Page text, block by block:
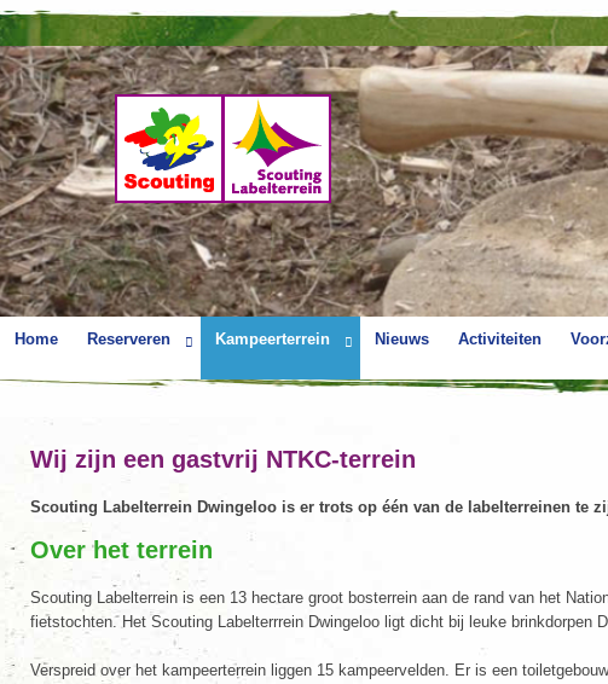
Home Reserveren Kampeerterrein Nieuws Activiteiten
Wij zijn een gastvrij NTKC-terrein
Scouting Labelterrein Dwingeloo is er trots op één van de labelterreinen te
Over het terrein
Scouting Labelterrein is een 13 hectare groot bosterrein aan de rand van het
fietstochten. Het Scouting Labelterrrein Dwingeloo ligt dicht bij leuke brinkdorpen
Verspreid over het kampeerterrein liggen 15 kampeervelden. Er is een